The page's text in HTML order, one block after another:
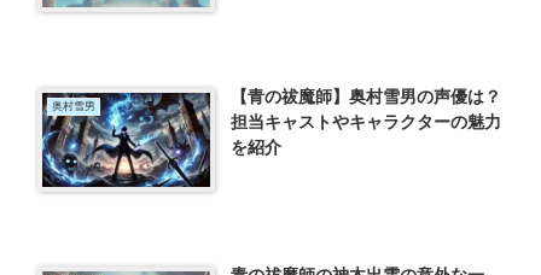
奥村雪男
【青の祓魔師】奥村雪男の声優は？
担当キャストやキャラクターの魅力
を紹介